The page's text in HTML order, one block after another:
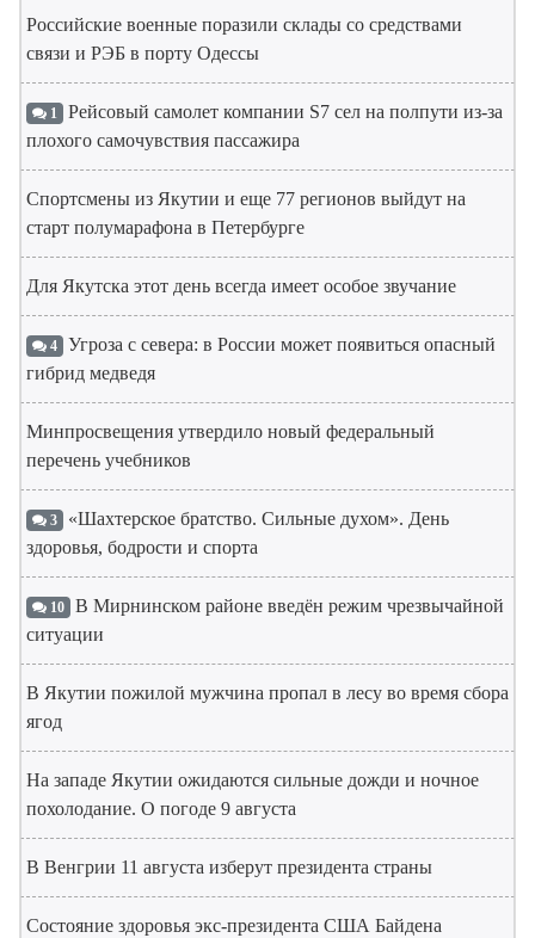
Российские военные поразили склады со средствами
связи и РЭБ в порту Одессы
1 Рейсовый самолет компании S7 сел на полпути из-за
плохого самочувствия пассажира
Спортсмены из Якутии и еще 77 регионов выйдут на
старт полумарафона в Петербурге
Для Якутска этот день всегда имеет особое звучание
4 Угроза с севера: в России может появиться опасный
гибрид медведя
Минпросвещения утвердило новый федеральный
перечень учебников
3 «Шахтерское братство. Сильные духом». День
здоровья, бодрости и спорта
10 В Мирнинском районе введён режим чрезвычайной
ситуации
В Якутии пожилой мужчина пропал в лесу во время сбора
ягод
На западе Якутии ожидаются сильные дожди и ночное
похолодание. О погоде 9 августа
В Венгрии 11 августа изберут президента страны
Состояние здоровья экс-президента США Байдена